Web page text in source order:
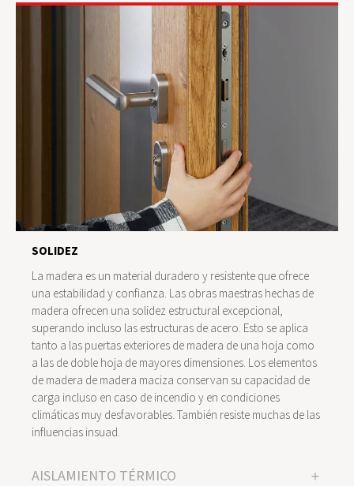
SOLIDEZ
La madera es un material duradero y resistente que ofrece
una estabilidad y confianza. Las obras maestras hechas de
madera ofrecen una solidez estructural excepcional,
superando incluso las estructuras de acero. Esto se aplica
tanto a las puertas exteriores de madera de una hoja como
a las de doble hoja de mayores dimensiones. Los elementos
de madera de madera maciza conservan su capacidad de
carga incluso en caso de incendio y en condiciones
climáticas muy desfavorables. También resiste muchas de las
influencias insuad.
AISLAMIENTO TÉRMICO